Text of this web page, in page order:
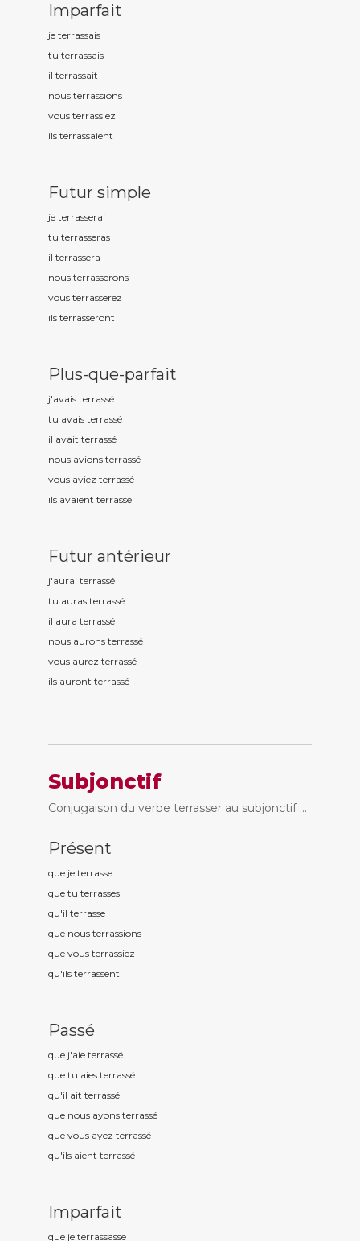
Imparfait
je terrassais
tu terrassais
il terrassait
nous terrassions
vous terrassiez
ils terrassaient
Futur simple
je terrasserai
tu terrasseras
il terrassera
nous terrasserons
vous terrasserez
ils terrasseront
Plus-que-parfait
j'avais terrassé
tu avais terrassé
il avait terrassé
nous avions terrassé
vous aviez terrassé
ils avaient terrassé
Futur antérieur
j'aurai terrassé
tu auras terrassé
il aura terrassé
nous aurons terrassé
vous aurez terrassé
ils auront terrassé
Subjonctif
Conjugaison du verbe terrasser au subjonctif ...
Présent
que je terrasse
que tu terrasses
qu'il terrasse
que nous terrassions
que vous terrassiez
qu'ils terrassent
Passé
que j'aie terrassé
que tu aies terrassé
qu'il ait terrassé
que nous ayons terrassé
que vous ayez terrassé
qu'ils aient terrassé
Imparfait
que je terrassasse